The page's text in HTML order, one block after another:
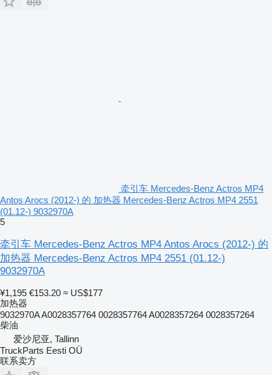
牵引车 Mercedes-Benz Actros MP4
Antos Arocs (2012-) 的 加热器 Mercedes-Benz Actros MP4 2551
(01.12-) 9032970A
5
牵引车 Mercedes-Benz Actros MP4 Antos Arocs (2012-) 的
加热器 Mercedes-Benz Actros MP4 2551 (01.12-)
9032970A
¥1,195 €153.20 ≈ US$177
加热器
9032970A A0028357764 0028357764 A0028357264 0028357264
柴油
爱沙尼亚, Tallinn
TruckParts Eesti OÜ
联系卖方